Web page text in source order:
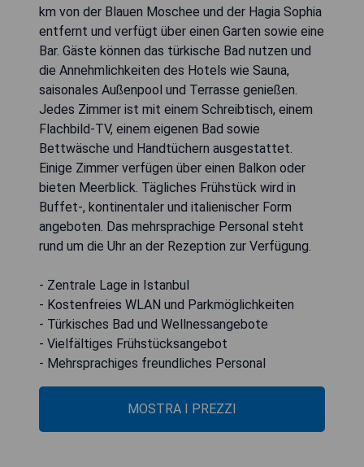
km von der Blauen Moschee und der Hagia Sophia
entfernt und verfügt über einen Garten sowie eine
Bar. Gäste können das türkische Bad nutzen und
die Annehmlichkeiten des Hotels wie Sauna,
saisonales Außenpool und Terrasse genießen.
Jedes Zimmer ist mit einem Schreibtisch, einem
Flachbild-TV, einem eigenen Bad sowie
Bettwäsche und Handtüchern ausgestattet.
Einige Zimmer verfügen über einen Balkon oder
bieten Meerblick. Tägliches Frühstück wird in
Buffet-, kontinentaler und italienischer Form
angeboten. Das mehrsprachige Personal steht
rund um die Uhr an der Rezeption zur Verfügung.
- Zentrale Lage in Istanbul
- Kostenfreies WLAN und Parkmöglichkeiten
- Türkisches Bad und Wellnessangebote
- Vielfältiges Frühstücksangebot
- Mehrsprachiges freundliches Personal
MOSTRA I PREZZI